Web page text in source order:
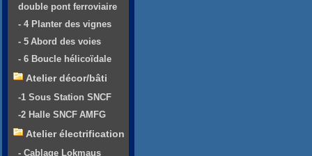
double pont ferroviaire
- 4 Planter des vignes
- 5 Abord des voies
- 6 Boucle hélicoïdale
Atelier décor/bâti
-1 Sous Station SNCF
-2 Halle SNCF AMFG
Atelier électrification
- Cablage Lokmaus